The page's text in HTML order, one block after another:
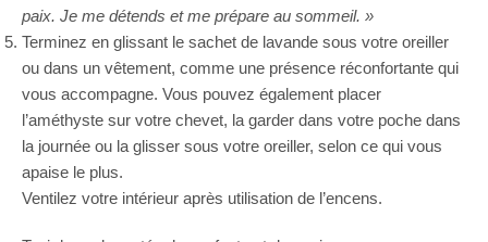
paix. Je me détends et me prépare au sommeil. »
Terminez en glissant le sachet de lavande sous votre oreiller
ou dans un vêtement, comme une présence réconfortante qui
vous accompagne. Vous pouvez également placer
l’améthyste sur votre chevet, la garder dans votre poche dans
la journée ou la glisser sous votre oreiller, selon ce qui vous
apaise le plus.
Ventilez votre intérieur après utilisation de l’encens.